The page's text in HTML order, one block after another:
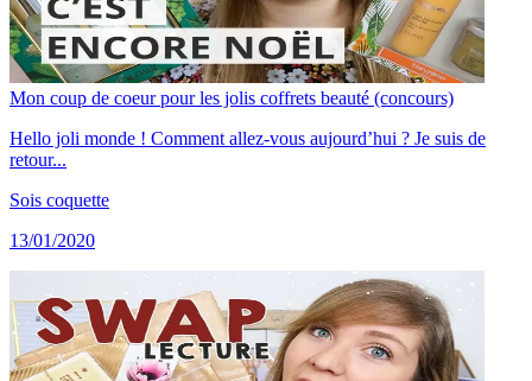
Mon coup de coeur pour les jolis coffrets beauté (concours)
Hello joli monde ! Comment allez-vous aujourd’hui ? Je suis de
retour...
Sois coquette
13/01/2020